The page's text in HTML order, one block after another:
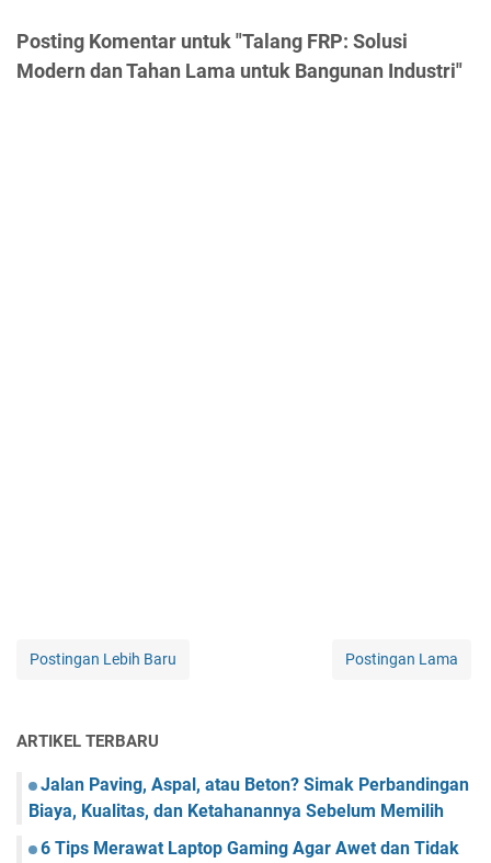
Posting Komentar untuk "Talang FRP: Solusi
Modern dan Tahan Lama untuk Bangunan Industri"
Postingan Lebih Baru Postingan Lama
ARTIKEL TERBARU
Jalan Paving, Aspal, atau Beton? Simak Perbandingan
Biaya, Kualitas, dan Ketahanannya Sebelum Memilih
6 Tips Merawat Laptop Gaming Agar Awet dan Tidak